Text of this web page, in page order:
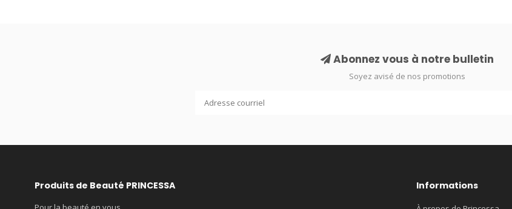
Abonnez vous à notre bulletin
Soyez avisé de nos promotions
Produits de Beauté PRINCESSA Informations